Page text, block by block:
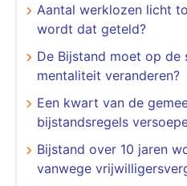
Aantal werklozen licht
wordt dat geteld?
De Bijstand moet op de
mentaliteit veranderen?
Een kwart van de
bijstandsregels
Bijstand over 10 jaren
vanwege